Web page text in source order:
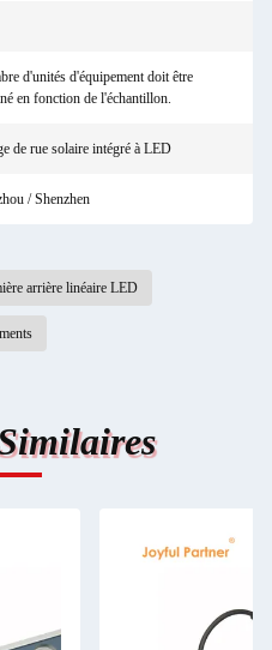
d'unités d'équipement doit être
en fonction de l'échantillon.
de rue solaire intégré à LED
/ Shenzhen
arrière linéaire LED